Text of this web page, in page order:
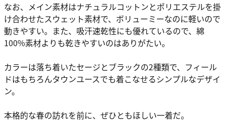
なお、メイン素材はナチュラルコットンとポリエステルを掛
け合わせたスウェット素材で、ボリューミーなのに軽いので
動きやすい。また、吸汗速乾性にも優れているので、綿
100%素材よりも乾きやすいのはありがたい。
カラーは落ち着いたセージとブラックの2種類で、フィール
ドはもちろんタウンユースでも着こなせるシンプルなデザイ
ン。
本格的な春の訪れを前に、ぜひともほしい一着だ。